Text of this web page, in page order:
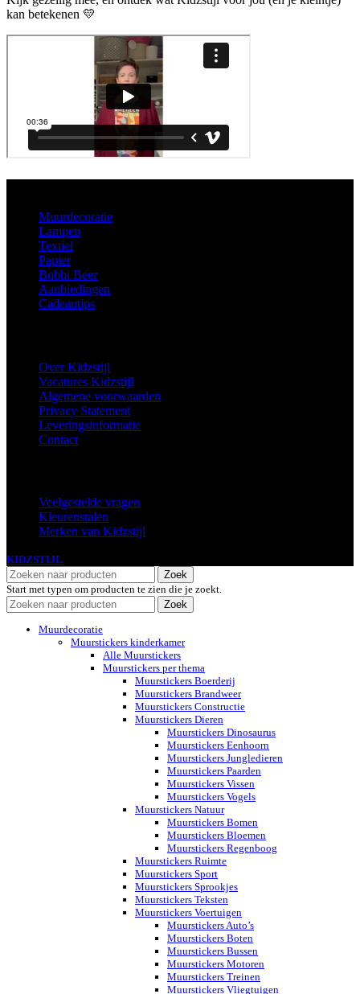
kan betekenen 💛
Muurdecoratie
Lampen
Textiel
Papier
Bobbi Beer
Aanbiedingen
Cadeautips
Over Kidzstijl
Vacatures Kidzstijl
Algemene voorwaarden
Privacy Statement
Leveringsinformatie
Contact
Veelgestelde vragen
Kleurenstalen
Merken van Kidzstijl
KIDZSTIJL
Zoek
Start met typen om producten te zien die je zoekt.
Zoek
Muurdecoratie
Muurstickers kinderkamer
Alle Muurstickers
Muurstickers per thema
Muurstickers Boerderij
Muurstickers Brandweer
Muurstickers Constructie
Muurstickers Dieren
Muurstickers Dinosaurus
Muurstickers Eenhoorn
Muurstickers Jungledieren
Muurstickers Paarden
Muurstickers Vissen
Muurstickers Vogels
Muurstickers Natuur
Muurstickers Bomen
Muurstickers Bloemen
Muurstickers Regenboog
Muurstickers Ruimte
Muurstickers Sport
Muurstickers Sprookjes
Muurstickers Teksten
Muurstickers Voertuigen
Muurstickers Auto’s
Muurstickers Boten
Muurstickers Bussen
Muurstickers Motoren
Muurstickers Treinen
Muurstickers Vliegtuigen